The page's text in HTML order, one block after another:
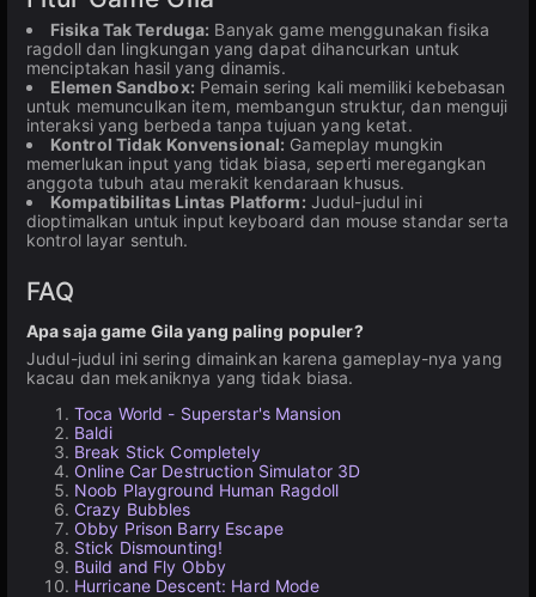
Fisika Tak Terduga: Banyak game menggunakan fisika
ragdoll dan lingkungan yang dapat dihancurkan untuk
menciptakan hasil yang dinamis.
Elemen Sandbox: Pemain sering kali memiliki kebebasan
untuk memunculkan item, membangun struktur, dan menguji
interaksi yang berbeda tanpa tujuan yang ketat.
Kontrol Tidak Konvensional: Gameplay mungkin
memerlukan input yang tidak biasa, seperti meregangkan
anggota tubuh atau merakit kendaraan khusus.
Kompatibilitas Lintas Platform: Judul-judul ini
dioptimalkan untuk input keyboard dan mouse standar serta
kontrol layar sentuh.
FAQ
Apa saja game Gila yang paling populer?
Judul-judul ini sering dimainkan karena gameplay-nya yang
kacau dan mekaniknya yang tidak biasa.
Toca World - Superstar's Mansion
Baldi
Break Stick Completely
Online Car Destruction Simulator 3D
Noob Playground Human Ragdoll
Crazy Bubbles
Obby Prison Barry Escape
Stick Dismounting!
Build and Fly Obby
Hurricane Descent: Hard Mode